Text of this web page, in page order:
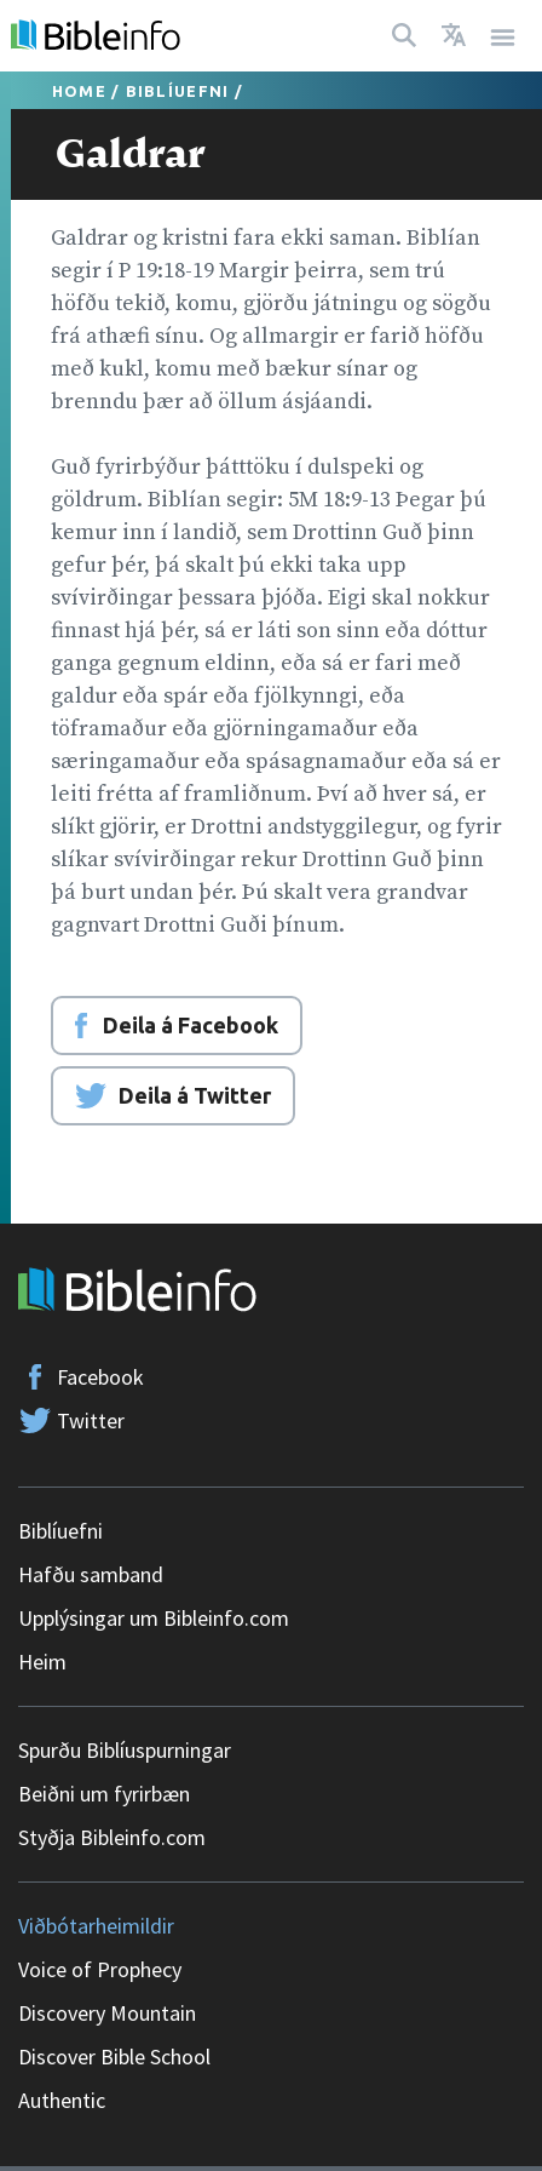
HOME / BIBLÍUEFNI /
Galdrar
Galdrar og kristni fara ekki saman. Biblían
segir í P 19:18-19 Margir þeirra, sem trú
höfðu tekið, komu, gjörðu játningu og sögðu
frá athæfi sínu. Og allmargir er farið höfðu
með kukl, komu með bækur sínar og
brenndu þær að öllum ásjáandi.
Guð fyrirbýður þátttöku í dulspeki og
göldrum. Biblían segir: 5M 18:9-13 Þegar þú
kemur inn í landið, sem Drottinn Guð þinn
gefur þér, þá skalt þú ekki taka upp
svívirðingar þessara þjóða. Eigi skal nokkur
finnast hjá þér, sá er láti son sinn eða dóttur
ganga gegnum eldinn, eða sá er fari með
galdur eða spár eða fjölkynngi, eða
töframaður eða gjörningamaður eða
særingamaður eða spásagnamaður eða sá er
leiti frétta af framliðnum. Því að hver sá, er
slíkt gjörir, er Drottni andstyggilegur, og fyrir
slíkar svívirðingar rekur Drottinn Guð þinn
þá burt undan þér. Þú skalt vera grandvar
gagnvart Drottni Guði þínum.
Deila á Facebook
Deila á Twitter
Facebook
Twitter
Biblíuefni
Hafðu samband
Upplýsingar um Bibleinfo.com
Heim
Spurðu Biblíuspurningar
Beiðni um fyrirbæn
Styðja Bibleinfo.com
Viðbótarheimildir
Voice of Prophecy
Discovery Mountain
Discover Bible School
Authentic